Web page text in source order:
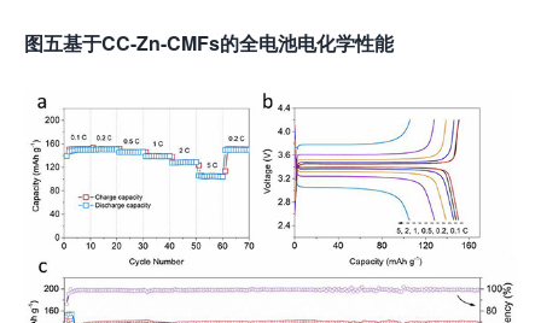
图五基于CC-Zn-CMFs的全电池电化学性能